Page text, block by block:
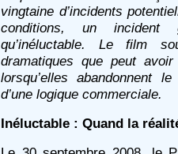
vingtaine d’incidents
conditions, un incident
qu’inéluctable. Le film
dramatiques que peut
lorsqu’elles abandonnent
d’une logique commerciale.
Inéluctable : Quand la